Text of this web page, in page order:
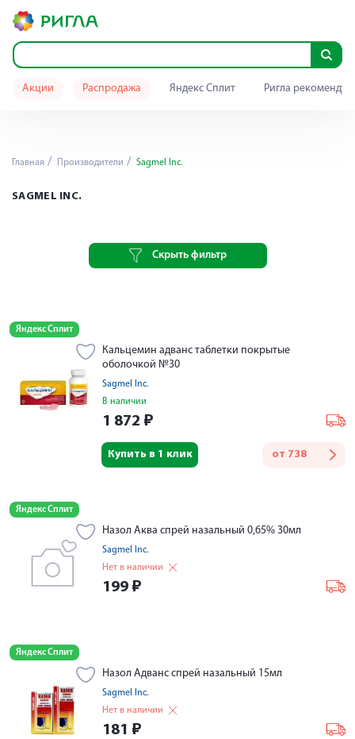
Акции Распродажа Яндекс Сплит Ригла
Главная Производители Sagmel Inc.
SAGMEL INC.
Скрыть фильтр
Яндекс Сплит
Кальцемин адванс таблетки покрытые
оболочкой №30
Sagmel Inc.
В наличии
1 872 ₽
от 738
Купить в 1 клик
Яндекс Сплит
Назол Аква спрей назальный 0,65% 30мл
Sagmel Inc.
Нет в наличии
199 ₽
Яндекс Сплит
Назол Адванс спрей назальный 15мл
Sagmel Inc.
Нет в наличии
181 ₽